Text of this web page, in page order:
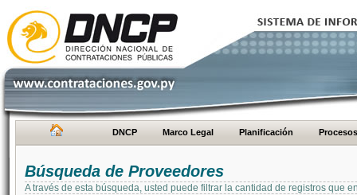
DNCP Marco Legal Planificación Procesos
Búsqueda de Proveedores
A través de esta búsqueda, usted puede filtrar la cantidad de registros que